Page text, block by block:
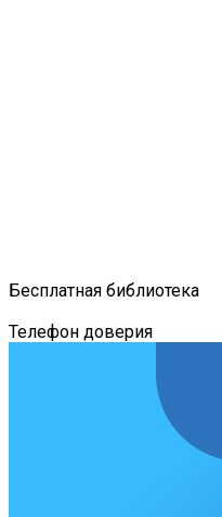
Бесплатная библиотека
Телефон доверия